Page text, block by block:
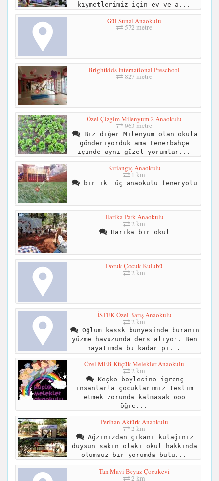
kıymetlerimiz için ev ve a...
Gül Sunal Anaokulu
572 metre
Brightkids International Preschool
827 metre
Özel Çizgim Milenyum 2 Anaokulu
963 metre
Biz diğer Milenyum olan okula
gönderiyorduk ama Fenerbahçe
içinde aynı güzel yorumlar...
Kırlangıç Anaokulu
1 km
bir iki üç anaokulu feneryolu
Harika Park Anaokulu
2 km
Harika bir okul
Doruk Çocuk Kulubü
2 km
İSTEK Özel Barış Anaokulu
2 km
Oğlum kassk bünyesinde buranın
yüzme havuzunda ders alıyor. Ben
hayatımda bu kadar pi...
Özel MEB Küçük Melekler Anaokulu
2 km
Keşke böylesine igrenç
insanlarla çocuklarımız teslim
etmek zorunda kalmasak ooo
öğre...
Perihan Aktürk Anaokulu
2 km
Ağzınızdan çıkanı kulağınız
duysun sakın olaki okul hakkında
olumsuz bir yorumda bulu...
Tan Mavi Beyaz Çocukevi
2 km